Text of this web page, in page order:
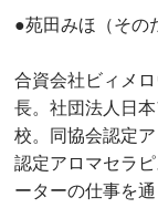
●苑田みほ（その
合資会社ビィメ
長。社団法人日
校。同協会認定
認定アロマセラ
ーターの仕事を